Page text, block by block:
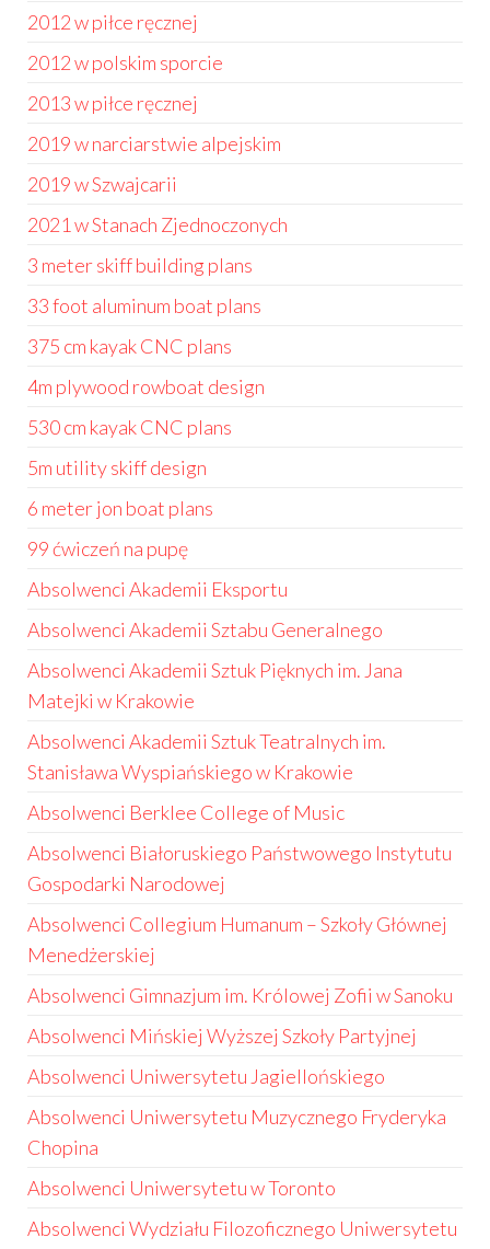
2012 w piłce ręcznej
2012 w polskim sporcie
2013 w piłce ręcznej
2019 w narciarstwie alpejskim
2019 w Szwajcarii
2021 w Stanach Zjednoczonych
3 meter skiff building plans
33 foot aluminum boat plans
375 cm kayak CNC plans
4m plywood rowboat design
530 cm kayak CNC plans
5m utility skiff design
6 meter jon boat plans
99 ćwiczeń na pupę
Absolwenci Akademii Eksportu
Absolwenci Akademii Sztabu Generalnego
Absolwenci Akademii Sztuk Pięknych im. Jana
Matejki w Krakowie
Absolwenci Akademii Sztuk Teatralnych im.
Stanisława Wyspiańskiego w Krakowie
Absolwenci Berklee College of Music
Absolwenci Białoruskiego Państwowego Instytutu
Gospodarki Narodowej
Absolwenci Collegium Humanum – Szkoły Głównej
Menedżerskiej
Absolwenci Gimnazjum im. Królowej Zofii w Sanoku
Absolwenci Mińskiej Wyższej Szkoły Partyjnej
Absolwenci Uniwersytetu Jagiellońskiego
Absolwenci Uniwersytetu Muzycznego Fryderyka
Chopina
Absolwenci Uniwersytetu w Toronto
Absolwenci Wydziału Filozoficznego Uniwersytetu